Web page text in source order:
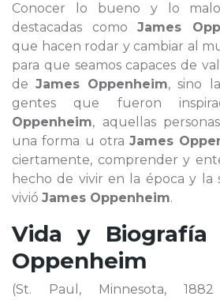
Conocer lo bueno y lo
destacadas como James
que hacen rodar y cambiar al
para que seamos capaces de
deJames Oppenheim, sino
gentes que fueron
Oppenheim, aquellas
una forma u otraJames
ciertamente, comprender y
hecho de vivir en la época y la
vivió James Oppenheim.
Vida y Biografía
Oppenheim
(St. Paul, Minnesota,